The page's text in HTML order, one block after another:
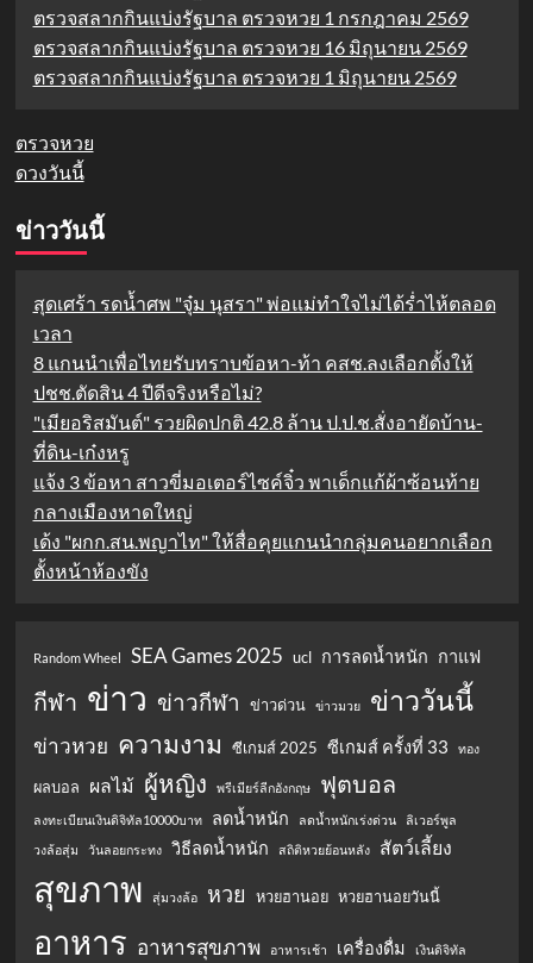
ตรวจสลากกินแบ่งรัฐบาล ตรวจหวย 1 กรกฎาคม 2569
ตรวจสลากกินแบ่งรัฐบาล ตรวจหวย 16 มิถุนายน 2569
ตรวจสลากกินแบ่งรัฐบาล ตรวจหวย 1 มิถุนายน 2569
ตรวจหวย
ดวงวันนี้
ข่าววันนี้
สุดเศร้า รดน้ำศพ "จุ๋ม นุสรา" พ่อแม่ทำใจไม่ได้ร่ำไห้ตลอด
เวลา
8 แกนนำเพื่อไทยรับทราบข้อหา-ท้า คสช.ลงเลือกตั้งให้
ปชช.ตัดสิน 4 ปีดีจริงหรือไม่?
"เมียอริสมันต์" รวยผิดปกติ 42.8 ล้าน ป.ป.ช.สั่งอายัดบ้าน-
ที่ดิน-เก๋งหรู
แจ้ง 3 ข้อหา สาวขี่มอเตอร์ไซค์จิ๋ว พาเด็กแก้ผ้าซ้อนท้าย
กลางเมืองหาดใหญ่
เด้ง "ผกก.สน.พญาไท" ให้สื่อคุยแกนนำกลุ่มคนอยากเลือก
ตั้งหน้าห้องขัง
Random Wheel SEA Games 2025 ucl การลดน้ำหนัก กาแฟ
กีฬา ข่าว ข่าวกีฬา ข่าวด่วน ข่าวมวย ข่าววันนี้
ข่าวหวย ความงาม ซีเกมส์ 2025 ซีเกมส์ ครั้งที่ 33 ทอง
ผลบอล ผลไม้ ผู้หญิง พรีเมียร์ลีกอังกฤษ ฟุตบอล
ลงทะเบียนเงินดิจิทัล10000บาท ลดน้ำหนัก ลดน้ำหนักเร่งด่วน
ลิเวอร์พูล
วงล้อสุ่ม
วันลอยกระทง วิธีลดน้ำหนัก สถิติหวยย้อนหลัง สัตว์เลี้ยง
สุขภาพ สุ่มวงล้อ หวย หวยฮานอย หวยฮานอยวันนี้
อาหาร อาหารสุขภาพ อาหารเช้า เครื่องดื่ม เงินดิจิทัล